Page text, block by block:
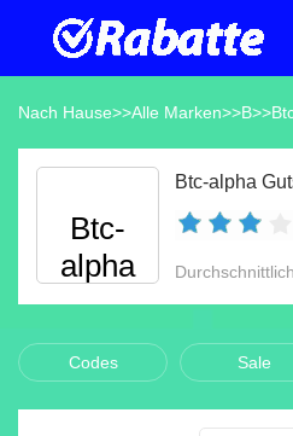
Nach Hause>>Alle Marken>>B>>
Btc-
alpha
Codes Sale